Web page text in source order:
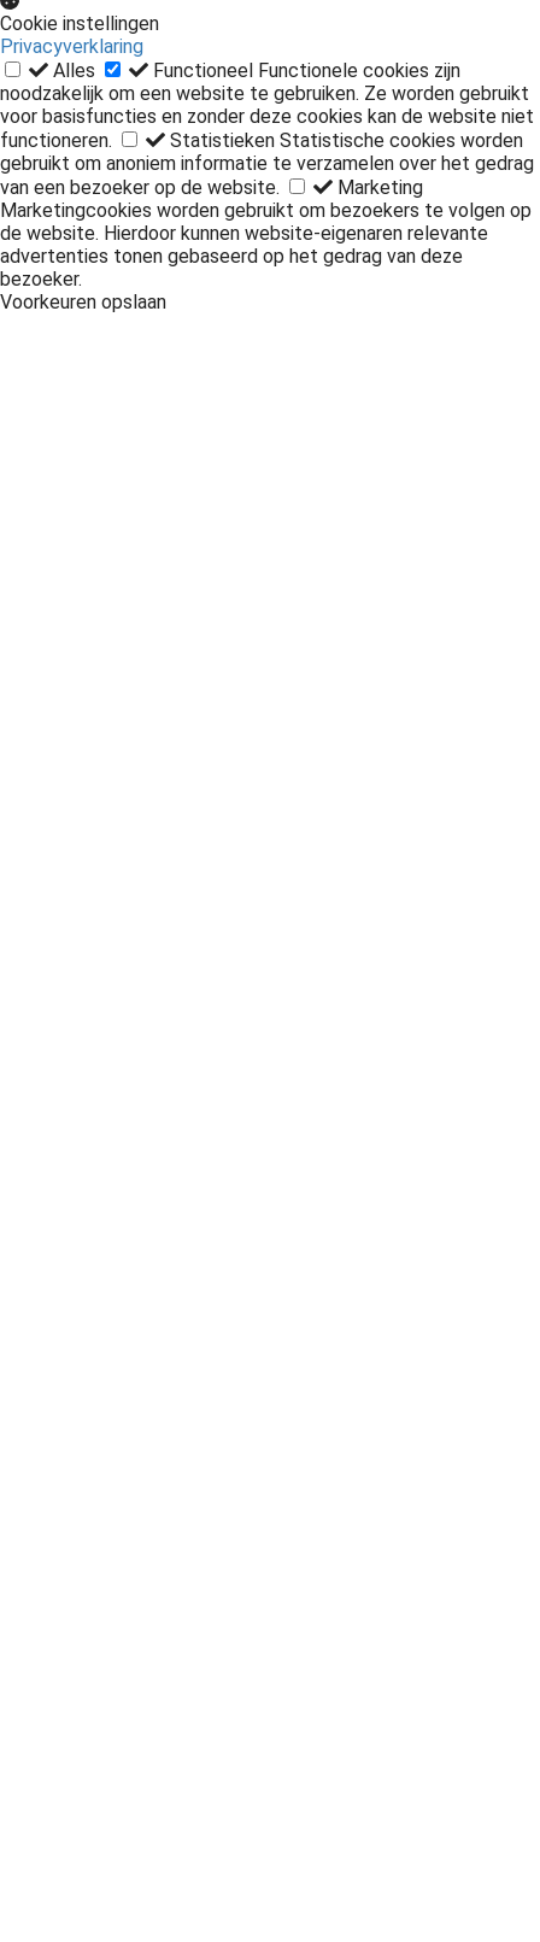
Cookie instellingen
Privacyverklaring
Alles
Functioneel Functionele cookies zijn
noodzakelijk om een website te gebruiken. Ze worden gebruikt
voor basisfuncties en zonder deze cookies kan de website niet
functioneren.
Statistieken Statistische cookies worden
gebruikt om anoniem informatie te verzamelen over het gedrag
van een bezoeker op de website.
Marketing
Marketingcookies worden gebruikt om bezoekers te volgen op
de website. Hierdoor kunnen website-eigenaren relevante
advertenties tonen gebaseerd op het gedrag van deze
bezoeker.
Voorkeuren opslaan